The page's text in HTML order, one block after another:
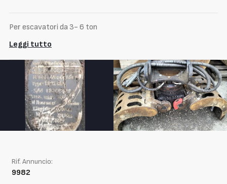
Per escavatori da 3- 6 ton
Leggi tutto
Rif. Annuncio:
9982